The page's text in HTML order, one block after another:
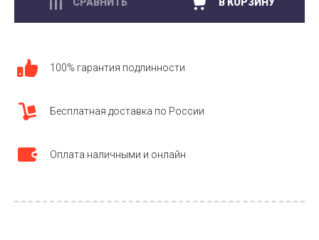
100% гарантия подлинности
Бесплатная доставка по России
Оплата наличными и онлайн